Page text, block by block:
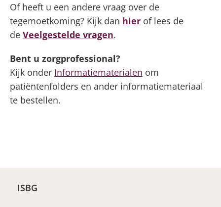
Of heeft u een andere vraag over de
tegemoetkoming? Kijk dan hier of lees de
de Veelgestelde vragen.
Bent u zorgprofessional?
Kijk onder Informatiematerialen om
patiëntenfolders en ander informatiemateriaal
te bestellen.
ISBG